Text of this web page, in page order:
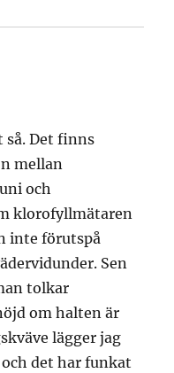
så. Det finns
mellan
och
klorofyllmätaren
inte förutspå
Sen
tolkar
om halten är
lägger jag
det har funkat